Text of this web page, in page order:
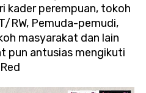
kader perempuan, tokoh
RW, Pemuda-pemudi,
masyarakat dan lain
pun antusias mengikuti